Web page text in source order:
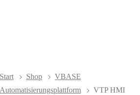
Start Shop
VBASE
Automatisierungsplattform
VTP HMI